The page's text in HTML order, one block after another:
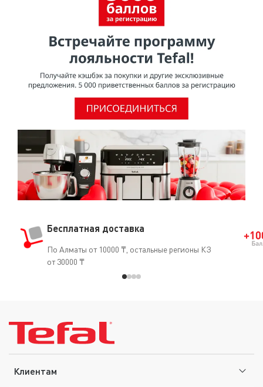
Бесплатная доставка
По Алматы от 10000 ₸, остальные регионы КЗ
от 30000 ₸
Клиентам